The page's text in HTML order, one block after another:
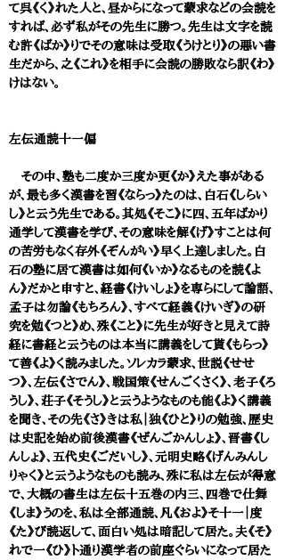
て呉《く》れた人と、昼からになって蒙求などの会読を
すれば、必ず私がその先生に勝つ。先生は文字を読
む許《ばか》りでその意味は受取《うけとり》の悪い書
生だから、之《これ》を相手に会読の勝敗なら訳《わ》
けはない。
左伝通読十一偏
その中、塾も二度か三度か更《か》えた事がある
が、最も多く漢書を習《ならっ》たのは、白石《しらい
し》と云う先生である。其処《そこ》に四、五年ばかり
通学して漢書を学び、その意味を解《げ》すことは何
の苦労もなく存外《ぞんがい》早く上達しました。白
石の塾に居て漢書は如何《いか》なるものを読《よ
ん》だかと申すと、経書《けいしょ》を専らにして論語、
孟子は勿論《もちろん》、すべて経義《けいぎ》の研
究を勉《つと》め、殊《こと》に先生が好きと見えて詩
経に書経と云うものは本当に講義をして貰《もらっ》
て善《よ》く読みました。ソレカラ蒙求、世説《せせ
つ》、左伝《さでん》、戦国策《せんごくさく》、老子《ろ
うし》、荘子《そうし》と云うようなものも能《よ》く講義
を聞き、その先《さ》きは私｜独《ひと》りの勉強、歴史
は史記を始め前後漢書《ぜんごかんしょ》、晋書《し
んしょ》、五代史《ごだいし》、元明史略《げんみんし
りゃく》と云うようなものも読み、殊に私は左伝が得意
で、大概の書生は左伝十五巻の内三、四巻で仕舞
《しま》うのを、私は全部通読、凡《およ》そ十一｜度
《た》び読返して、面白い処は暗記して居た。夫《そ》
れで一《ひ》ト通り漢学者の前座ぐらいになって居た